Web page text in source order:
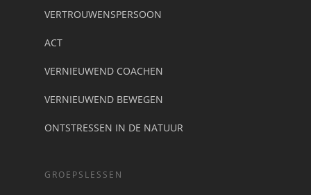
VERTROUWENSPERSOON
ACT
VERNIEUWEND COACHEN
VERNIEUWEND BEWEGEN
ONTSTRESSEN IN DE NATUUR
GROEPSLESSEN